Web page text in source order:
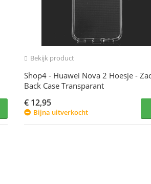
Bekijk product
Shop4 - Huawei Nova 2 Hoesje -
Back Case Transparant
€ 12,95
Bijna uitverkocht